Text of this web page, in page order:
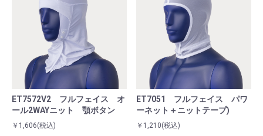
ET7572V2 フルフェイス オ
ール2WAYニット 顎ボタン
￥1,606(税込)
ET7051 フルフェイス パワ
ーネット＋ニットテープ)
￥1,210(税込)